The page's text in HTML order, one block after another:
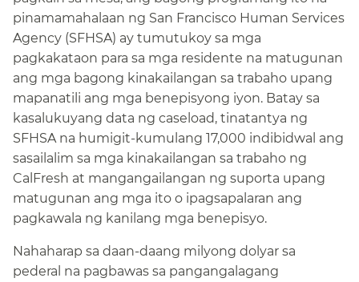
pinamamahalaan ng San Francisco Human Services
Agency (SFHSA) ay tumutukoy sa mga
pagkakataon para sa mga residente na matugunan
ang mga bagong kinakailangan sa trabaho upang
mapanatili ang mga benepisyong iyon. Batay sa
kasalukuyang data ng caseload, tinatantya ng
SFHSA na humigit-kumulang 17,000 indibidwal ang
sasailalim sa mga kinakailangan sa trabaho ng
CalFresh at mangangailangan ng suporta upang
matugunan ang mga ito o ipagsapalaran ang
pagkawala ng kanilang mga benepisyo.​​
Nahaharap sa daan-daang milyong dolyar sa
pederal na pagbawas sa pangangalagang